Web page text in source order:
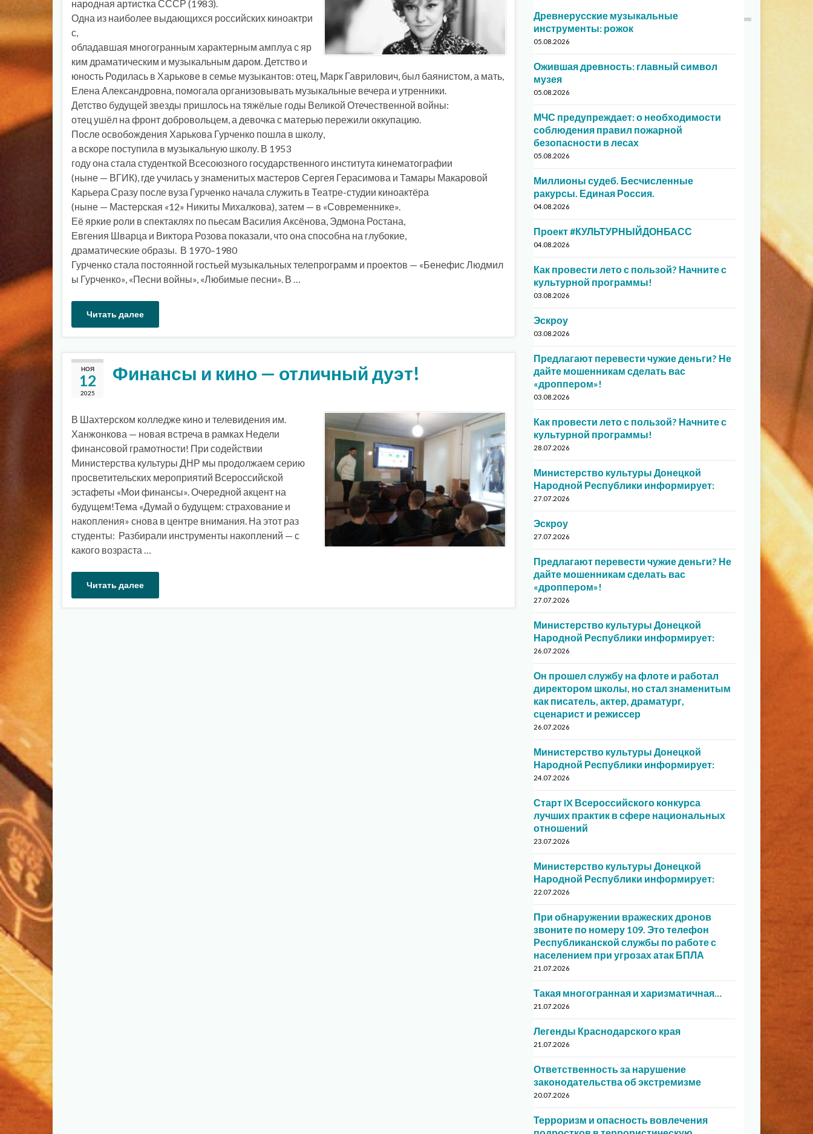
народная артистка СССР (1983).
Одна из наиболее выдающихся российских киноактри
с,
обладавшая многогранным характерным амплуа с яр
ким драматическим и музыкальным даром. Детство и
юность Родилась в Харькове в семье музыкантов: отец, Марк Гаврилович, был баянистом, а мать,
Елена Александровна, помогала организовывать музыкальные вечера и утренники.
Детство будущей звезды пришлось на тяжёлые годы Великой Отечественной войны:
отец ушёл на фронт добровольцем, а девочка с матерью пережили оккупацию.
После освобождения Харькова Гурченко пошла в школу,
а вскоре поступила в музыкальную школу. В 1953
году она стала студенткой Всесоюзного государственного института кинематографии
(ныне — ВГИК), где училась у знаменитых мастеров Сергея Герасимова и Тамары Макаровой
Карьера Сразу после вуза Гурченко начала служить в Театре-студии киноактёра
(ныне — Мастерская «12» Никиты Михалкова), затем — в «Современнике».
Её яркие роли в спектаклях по пьесам Василия Аксёнова, Эдмона Ростана,
Евгения Шварца и Виктора Розова показали, что она способна на глубокие,
драматические образы. В 1970–1980
Гурченко стала постоянной гостьей музыкальных телепрограмм и проектов — «Бенефис Людмил
ы Гурченко», «Песни войны», «Любимые песни». В …
Читать далее
НОЯ
12
2025
Финансы и кино — отличный дуэт!
В Шахтерском колледже кино и телевидения им.
Ханжонкова — новая встреча в рамках Недели
финансовой грамотности! При содействии
Министерства культуры ДНР мы продолжаем серию
просветительских мероприятий Всероссийской
эстафеты «Мои финансы». Очередной акцент на
будущем!Тема «Думай о будущем: страхование и
накопления» снова в центре внимания. На этот раз
студенты: Разбирали инструменты накоплений — с
какого возраста …
Читать далее
Древнерусские музыкальные
инструменты: рожок
05.08.2026
Ожившая древность: главный символ
музея
05.08.2026
МЧС предупреждает: о необходимости
соблюдения правил пожарной
безопасности в лесах
05.08.2026
Миллионы судеб. Бесчисленные
ракурсы. Единая Россия.
04.08.2026
Проект #КУЛЬТУРНЫЙДОНБАСС
04.08.2026
Как провести лето с пользой? Начните с
культурной программы!
03.08.2026
Эскроу
03.08.2026
Предлагают перевести чужие деньги? Не
дайте мошенникам сделать вас
«дроппером»!
03.08.2026
Как провести лето с пользой? Начните с
культурной программы!
28.07.2026
Министерство культуры Донецкой
Народной Республики информирует:
27.07.2026
Эскроу
27.07.2026
Предлагают перевести чужие деньги? Не
дайте мошенникам сделать вас
«дроппером»!
27.07.2026
Министерство культуры Донецкой
Народной Республики информирует:
26.07.2026
Он прошел службу на флоте и работал
директором школы, но стал знаменитым
как писатель, актер, драматург,
сценарист и режиссер
26.07.2026
Министерство культуры Донецкой
Народной Республики информирует:
24.07.2026
Старт IX Всероссийского конкурса
лучших практик в сфере национальных
отношений
23.07.2026
Министерство культуры Донецкой
Народной Республики информирует:
22.07.2026
При обнаружении вражеских дронов
звоните по номеру 109. Это телефон
Республиканской службы по работе с
населением при угрозах атак БПЛА
21.07.2026
Такая многогранная и харизматичная…
21.07.2026
Легенды Краснодарского края
21.07.2026
Ответственность за нарушение
законодательства об экстремизме
20.07.2026
Терроризм и опасность вовлечения